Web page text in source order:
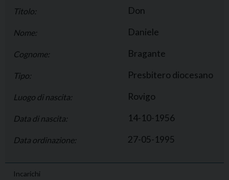
Titolo: Don
Nome: Daniele
Cognome: Bragante
Tipo: Presbitero diocesano
Luogo di nascita: Rovigo
Data di nascita: 14-10-1956
Data ordinazione: 27-05-1995
Incarichi